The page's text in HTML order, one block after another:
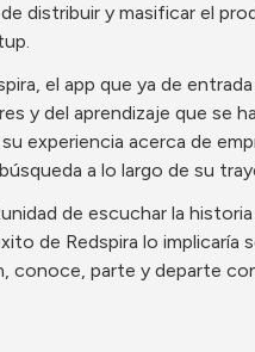
distribuir y masificar el
el app que ya de
y del aprendizaje que se
experiencia acerca de
a lo largo de su
de escuchar la
de Redspira lo
conoce, parte y departe